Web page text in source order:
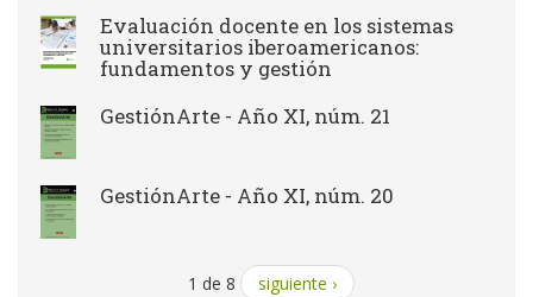
Evaluación docente en los sistemas
universitarios iberoamericanos:
fundamentos y gestión
GestiónArte - Año XI, núm. 21
GestiónArte - Año XI, núm. 20
1 de 8 siguiente ›